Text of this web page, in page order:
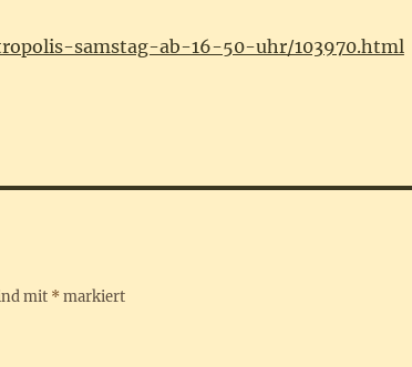
samstag-ab-16-50-uhr/103970.html
mit * markiert